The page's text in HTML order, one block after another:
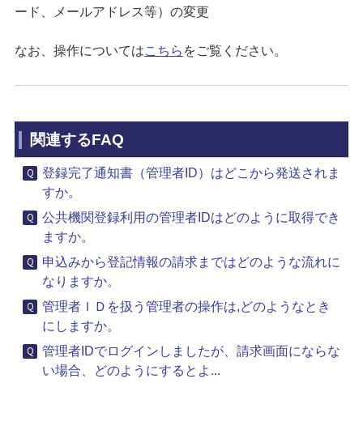
ード、メールアドレス等）の変更
なお、操作についてはこちら をご覧ください。
関連するFAQ
登録完了通知書（管理者ID）はどこから発送されま
すか。
公共機関登録利用の管理者IDはどのように取得でき
ますか。
申込みから登記情報の請求まではどのような流れに
なりますか。
管理者ＩＤを扱う管理者の操作は,どのようなとき
にしますか。
管理者IDでログインしましたが、請求画面にならな
い場合、どのようにするとよ...